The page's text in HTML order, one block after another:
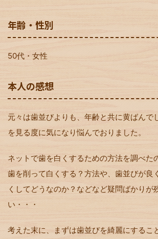
年齢・性別
50代・女性
本人の感想
元々は歯並びよりも、年齢と共に黄ばんで
を見る度に気になり悩んでおりました。
ネットで歯を白くするための方法を調べた
歯を削って白くする？方法や、歯並びが良
くしてどうなのか？などなど疑問ばかりが
い・・・
考えた末に、まずは歯並びを綺麗にするこ